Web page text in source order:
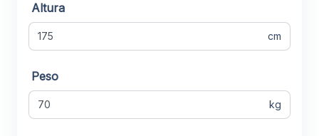
Altura
cm
Peso
kg